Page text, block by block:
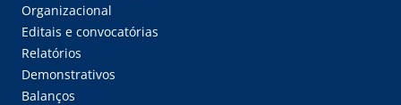
Organizacional
Editais e convocatórias
Relatórios
Demonstrativos
Balanços